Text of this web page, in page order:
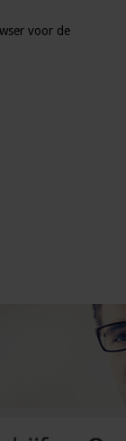
voor de